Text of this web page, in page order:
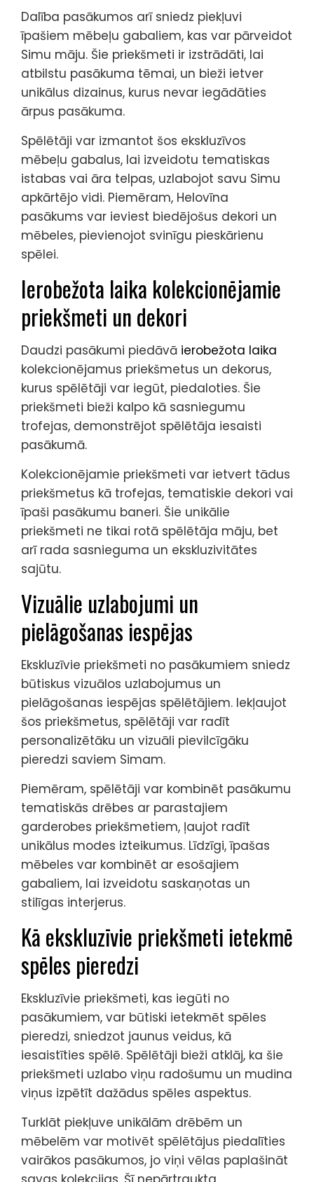
Dalība pasākumos arī sniedz piekļuvi
īpašiem mēbeļu gabaliem, kas var pārveidot
Simu māju. Šie priekšmeti ir izstrādāti, lai
atbilstu pasākuma tēmai, un bieži ietver
unikālus dizainus, kurus nevar iegādāties
ārpus pasākuma.
Spēlētāji var izmantot šos ekskluzīvos
mēbeļu gabalus, lai izveidotu tematiskas
istabas vai āra telpas, uzlabojot savu Simu
apkārtējo vidi. Piemēram, Helovīna
pasākums var ieviest biedējošus dekori un
mēbeles, pievienojot svinīgu pieskārienu
spēlei.
Ierobežota laika kolekcionējamie
priekšmeti un dekori
Daudzi pasākumi piedāvā ierobežota laika
kolekcionējamus priekšmetus un dekorus,
kurus spēlētāji var iegūt, piedaloties. Šie
priekšmeti bieži kalpo kā sasniegumu
trofejas, demonstrējot spēlētāja iesaisti
pasākumā.
Kolekcionējamie priekšmeti var ietvert tādus
priekšmetus kā trofejas, tematiskie dekori vai
īpaši pasākumu baneri. Šie unikālie
priekšmeti ne tikai rotā spēlētāja māju, bet
arī rada sasnieguma un ekskluzivitātes
sajūtu.
Vizuālie uzlabojumi un
pielāgošanas iespējas
Ekskluzīvie priekšmeti no pasākumiem sniedz
būtiskus vizuālos uzlabojumus un
pielāgošanas iespējas spēlētājiem. Iekļaujot
šos priekšmetus, spēlētāji var radīt
personalizētāku un vizuāli pievilcīgāku
pieredzi saviem Simam.
Piemēram, spēlētāji var kombinēt pasākumu
tematiskās drēbes ar parastajiem
garderobes priekšmetiem, ļaujot radīt
unikālus modes izteikumus. Līdzīgi, īpašas
mēbeles var kombinēt ar esošajiem
gabaliem, lai izveidotu saskaņotas un
stilīgas interjerus.
Kā ekskluzīvie priekšmeti ietekmē
spēles pieredzi
Ekskluzīvie priekšmeti, kas iegūti no
pasākumiem, var būtiski ietekmēt spēles
pieredzi, sniedzot jaunus veidus, kā
iesaistīties spēlē. Spēlētāji bieži atklāj, ka šie
priekšmeti uzlabo viņu radošumu un mudina
viņus izpētīt dažādus spēles aspektus.
Turklāt piekļuve unikālām drēbēm un
mēbelēm var motivēt spēlētājus piedalīties
vairākos pasākumos, jo viņi vēlas paplašināt